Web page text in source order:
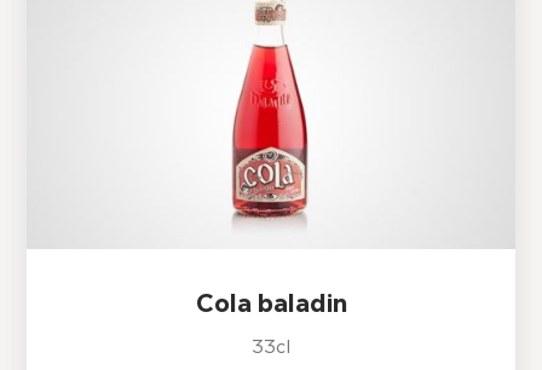
être
choisies
sur
la
page
du
produit
Cola baladin
33cl